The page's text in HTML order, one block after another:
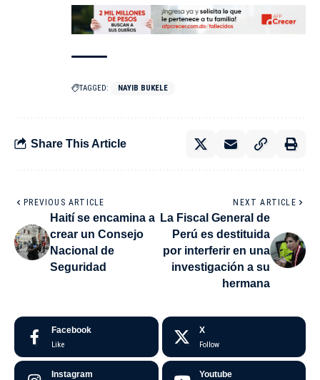
TAGGED: NAYIB BUKELE
Share This Article
PREVIOUS ARTICLE
Haití se encamina a
crear un Consejo
Nacional de
Seguridad
NEXT ARTICLE
La Fiscal General de
Perú es destituida
por interferir en una
investigación a su
hermana
Facebook
Like
X
Follow
Instagram Youtube